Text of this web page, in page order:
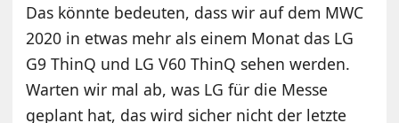
Das könnte bedeuten, dass wir auf dem MWC
2020 in etwas mehr als einem Monat das LG
G9 ThinQ und LG V60 ThinQ sehen werden.
Warten wir mal ab, was LG für die Messe
geplant hat, das wird sicher nicht der letzte